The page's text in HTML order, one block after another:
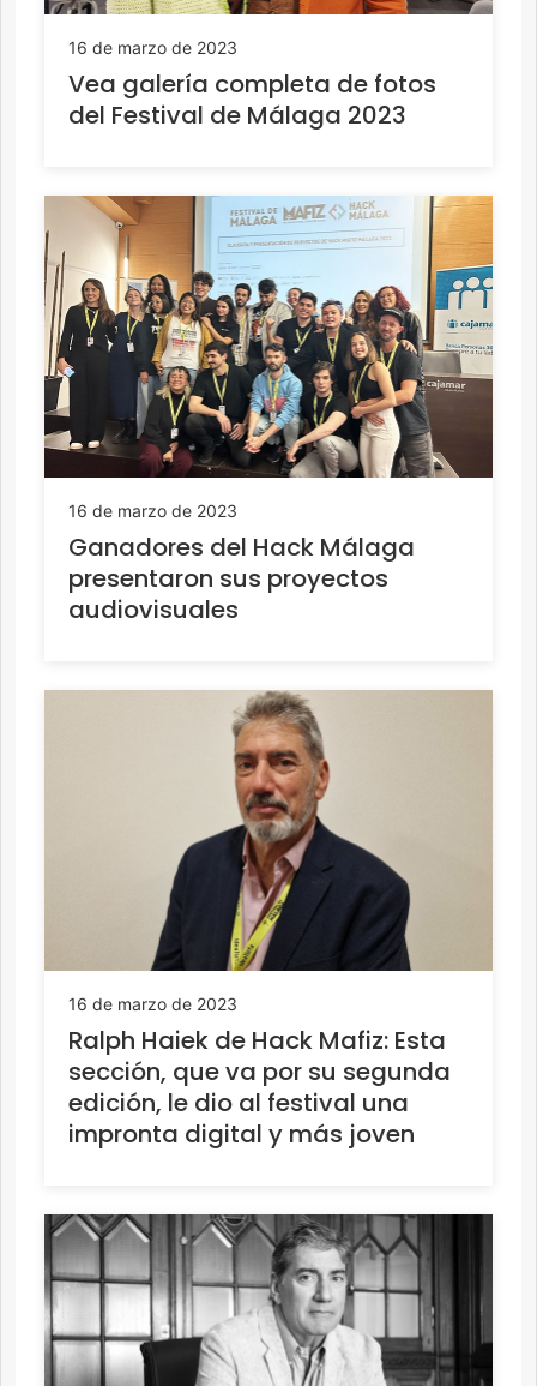
16 de marzo de 2023
Vea galería completa de fotos
del Festival de Málaga 2023
16 de marzo de 2023
Ganadores del Hack Málaga
presentaron sus proyectos
audiovisuales
16 de marzo de 2023
Ralph Haiek de Hack Mafiz: Esta
sección, que va por su segunda
edición, le dio al festival una
impronta digital y más joven